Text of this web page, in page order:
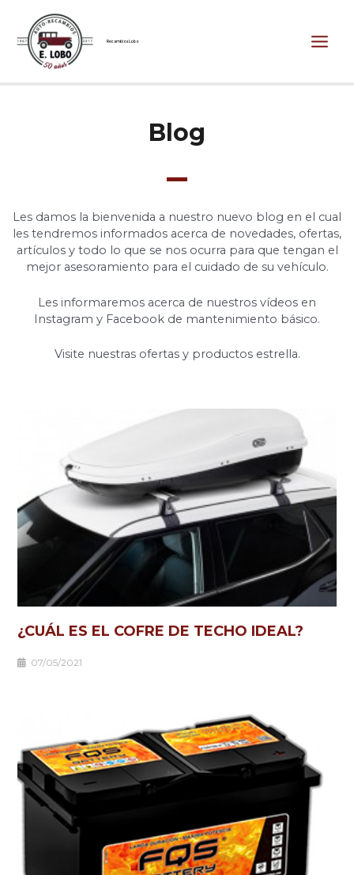
contenido
Recambios Lobo
Blog
Les damos la bienvenida a nuestro nuevo blog en el cual
les tendremos informados acerca de novedades, ofertas,
artículos y todo lo que se nos ocurra para que tengan el
mejor asesoramiento para el cuidado de su vehículo.
Les informaremos acerca de nuestros vídeos en
Instagram y Facebook de mantenimiento básico.
Visite nuestras ofertas y productos estrella.
¿CUÁL ES EL COFRE DE TECHO IDEAL?
07/05/2021